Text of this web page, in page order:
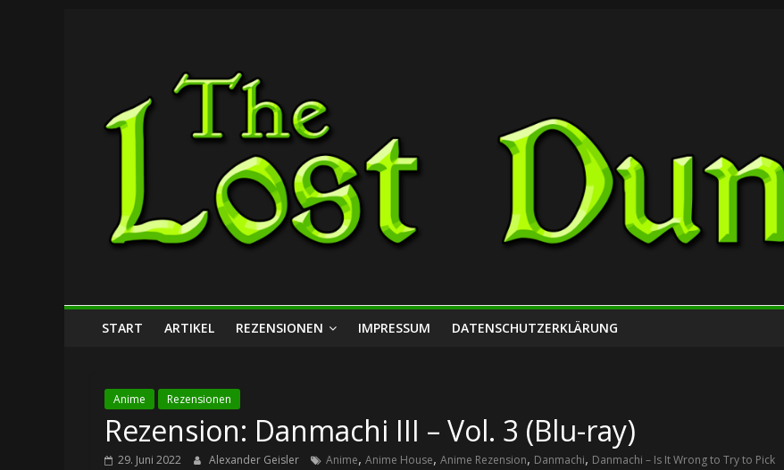
Lost
Dungeon
START ARTIKEL REZENSIONEN IMPRESSUM DATENSCHUTZERKLÄRUNG
Anime Rezensionen
Rezension: Danmachi III – Vol. 3 (Blu-ray)
29. Juni 2022 Alexander Geisler Anime, Anime House, Anime Rezension, Danmachi, Danmachi – Is It Wrong to Try to Pick